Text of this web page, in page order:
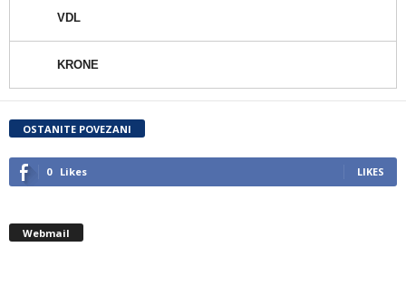
OSTANITE POVEZANI
0 Likes LIKES
Webmail